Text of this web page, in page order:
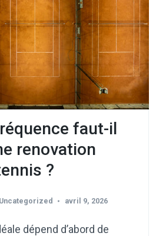
faut-il
renovation
?
Uncategorized avril 9, 2026
dépend d’abord de